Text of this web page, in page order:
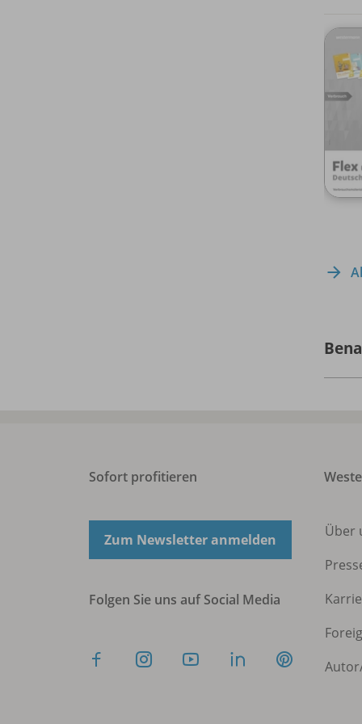
Sofort profitieren
Zum Newsletter anmelden
Folgen Sie uns auf Social Media
Über